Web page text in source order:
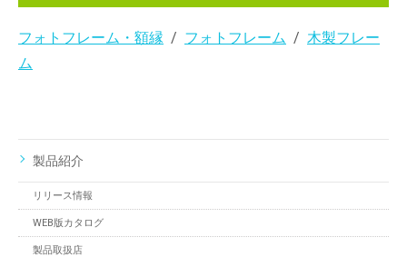
フォトフレーム・額縁 フォトフレーム
木製フレー
ム
製品紹介
リリース情報
WEB版カタログ
製品取扱店